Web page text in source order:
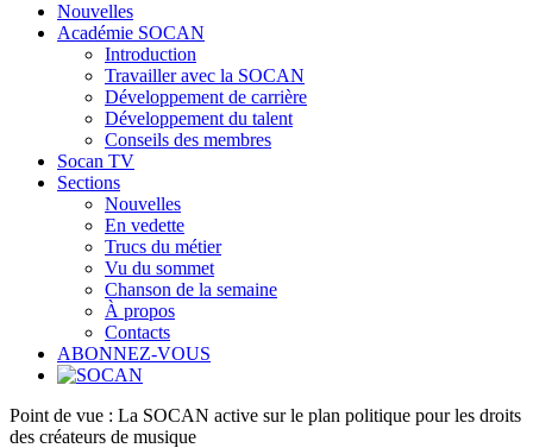
Nouvelles
Académie SOCAN
Introduction
Travailler avec la SOCAN
Développement de carrière
Développement du talent
Conseils des membres
Socan TV
Sections
Nouvelles
En vedette
Trucs du métier
Vu du sommet
Chanson de la semaine
À propos
Contacts
ABONNEZ-VOUS
Point de vue : La SOCAN active sur le plan politique pour les droits
des créateurs de musique